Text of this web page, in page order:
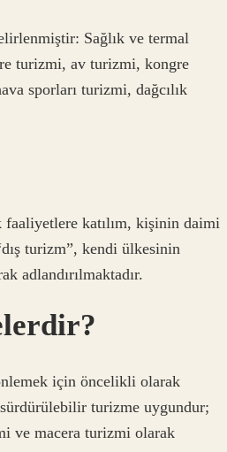
Sağlık ve termal
turizmi, av turizmi, kongre
sporları turizmi, dağcılık
katılım, kişinin daimi
turizm”, kendi ülkesinin
adlandırılmaktadır.
için öncelikli olarak
turizme uygundur;
ve macera turizmi olarak